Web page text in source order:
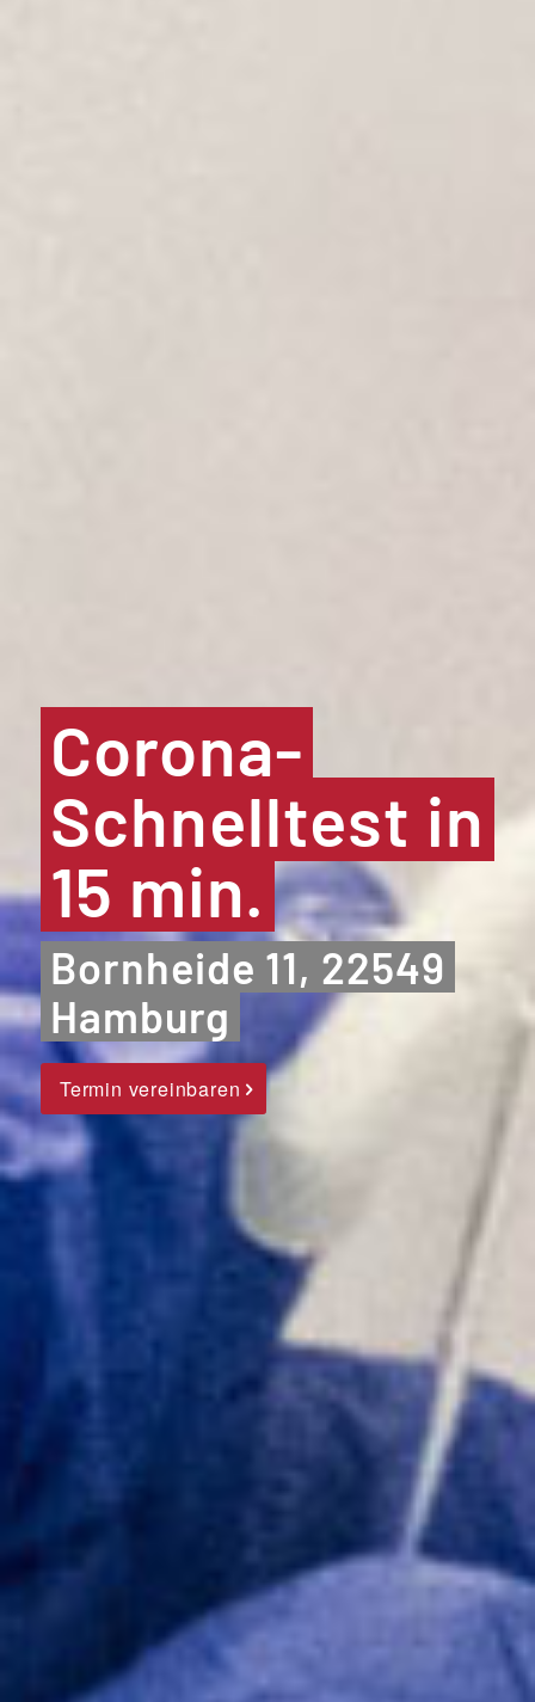
Corona-
Schnelltest in
15 min.
Bornheide 11, 22549
Hamburg
Termin vereinbaren